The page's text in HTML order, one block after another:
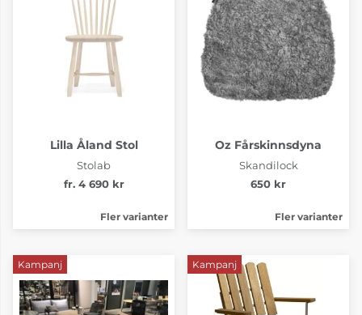
Lilla Åland Stol
Stolab
fr. 4 690 kr
Fler varianter
Oz Fårskinnsdyna
Skandilock
650 kr
Fler varianter
Kampanj Kampanj